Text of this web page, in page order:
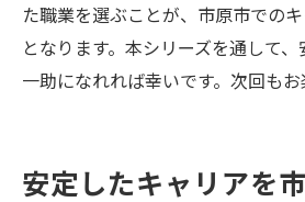
た職業を選ぶことが、市原市での
となります。本シリーズを通して
一助になれれば幸いです。次回もお
安定したキャリアを